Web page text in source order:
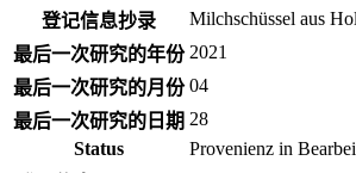
登记信息抄录
Milchschüssel aus
最后一次研究的年份 2021
最后一次研究的月份 04
最后一次研究的日期 28
Status
Provenienz in